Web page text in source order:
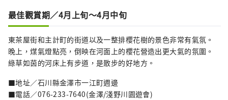
最佳觀賞期／4月上旬～4月中旬
東茶屋街和主計町的街道以及一整排櫻花樹的景色非常有氣氛。
晚上，煤氣燈點亮，倒映在河面上的櫻花營造出更大氣的氛圍。
綠草如茵的河床上有步道，是散步的好地方。
■地址／石川縣金澤市一江町週邊
■電話／076-233-7640(金澤/淺野川園遊會)